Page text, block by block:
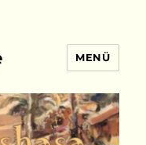
MENÜ